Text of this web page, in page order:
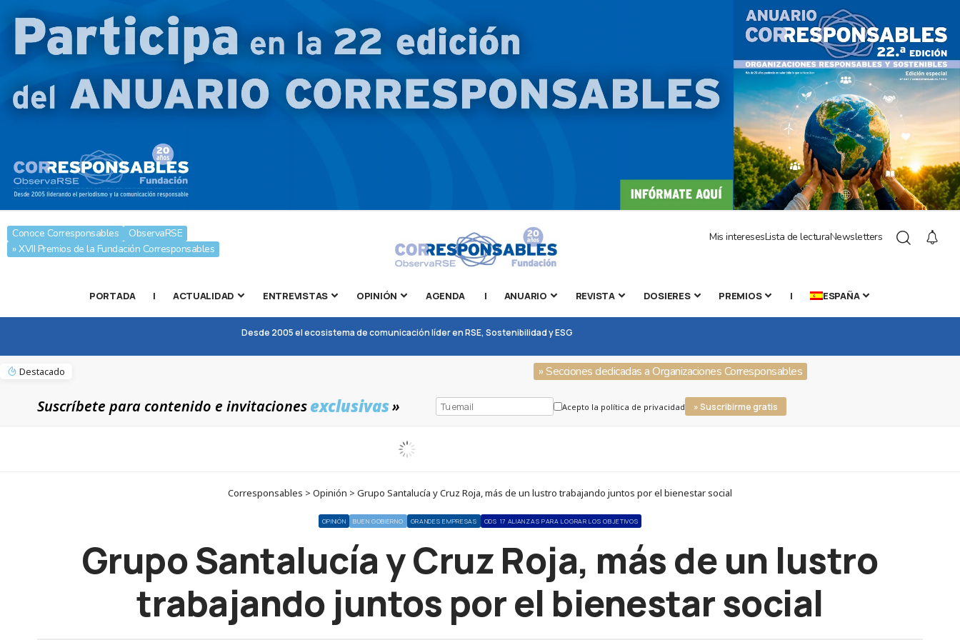
Conoce Corresponsables
ObservaRSE
» XVII Premios de la Fundación Corresponsables
Mis interesesLista de lecturaNewsletters
PORTADA | ACTUALIDAD ENTREVISTAS OPINIÓN AGENDA | ANUARIO REVISTA DOSIERES PREMIOS | ESPAÑA
Desde 2005 el ecosistema de comunicación líder en RSE, Sostenibilidad y ESG
Destacado » Secciones dedicadas a Organizaciones Corresponsables
Suscríbete para contenido e invitacionesexclusivas» Acepto la política de privacidad » Suscribirme gratis
Corresponsables > Opinión > Grupo Santalucía y Cruz Roja, más de un lustro trabajando juntos por el bienestar social
OPINIÓN BUEN GOBIERNO GRANDES EMPRESAS ODS 17 ALIANZAS PARA LOGRAR LOS OBJETIVOS
Grupo Santalucía y Cruz Roja, más de un lustro
trabajando juntos por el bienestar social